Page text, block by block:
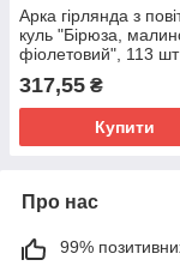
Арка гірлянда з
куль "Бірюза,
фіолетовий", 113 шт
317,55 ₴
Купити
Про нас
99%